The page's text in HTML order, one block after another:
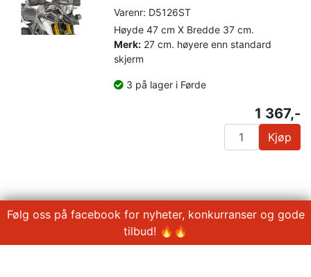
Varenr: D5126ST
Høyde 47 cm X Bredde 37 cm.
Merk: 27 cm. høyere enn standard
skjerm
3 på lager i Førde
1 367,-
Kjøp
Følg oss på facebook for nyheter, konkurranser og gode
tilbud! 🔥🔥